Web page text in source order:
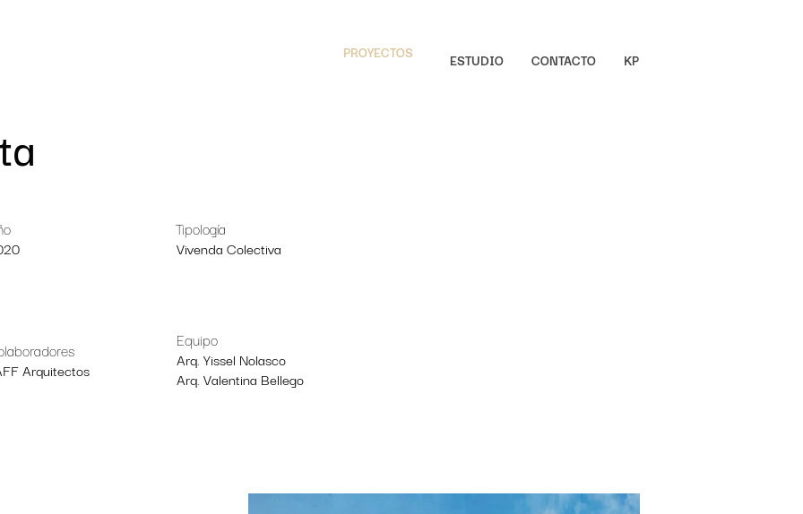
ESTUDIO CONTACTO KP
PROYECTOS
Arquitectos
Tipología
Vivenda Colectiva
Equipo
Arq. Yissel Nolasco
Arq. Valentina Bellego